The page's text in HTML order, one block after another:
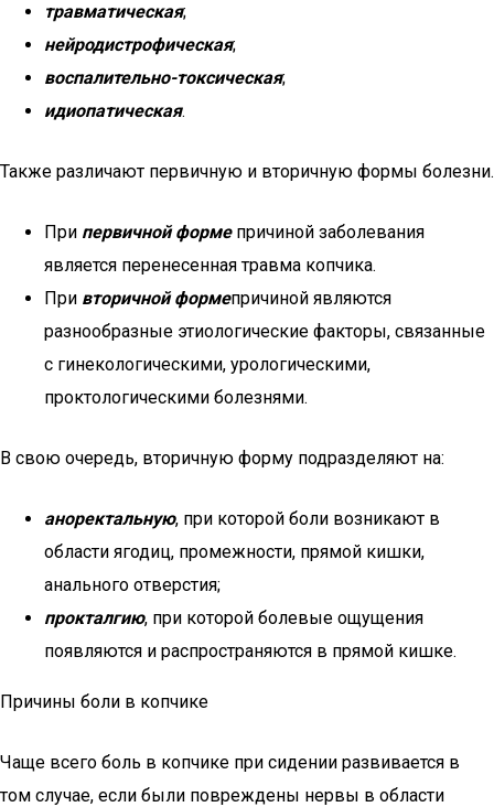
травматическая;
нейродистрофическая;
воспалительно-токсическая;
идиопатическая.
Также различают первичную и вторичную формы болезни.
При первичной формепричиной заболевания
является перенесенная травма копчика.
При вторичной формепричиной являются
разнообразные этиологические факторы, связанные
с гинекологическими, урологическими,
проктологическими болезнями.
В свою очередь, вторичную форму подразделяют на:
аноректальную, при которой боли возникают в
области ягодиц, промежности, прямой кишки,
анального отверстия;
прокталгию, при которой болевые ощущения
появляются и распространяются в прямой кишке.
Причины боли в копчике
Чаще всего боль в копчике при сидении развивается в
том случае, если были повреждены нервы в области